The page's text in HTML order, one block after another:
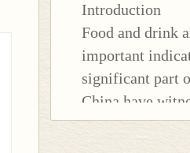
Wine
Pottery
Bronzes
Lacquerware
Introduction
Food and drink
important
significant part
China have
transformation,